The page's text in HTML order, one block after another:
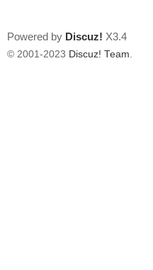
Powered by Discuz! X3.4
© 2001-2023 Discuz! Team.